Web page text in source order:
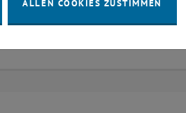
ALLEN COOKIES ZUSTIMMEN